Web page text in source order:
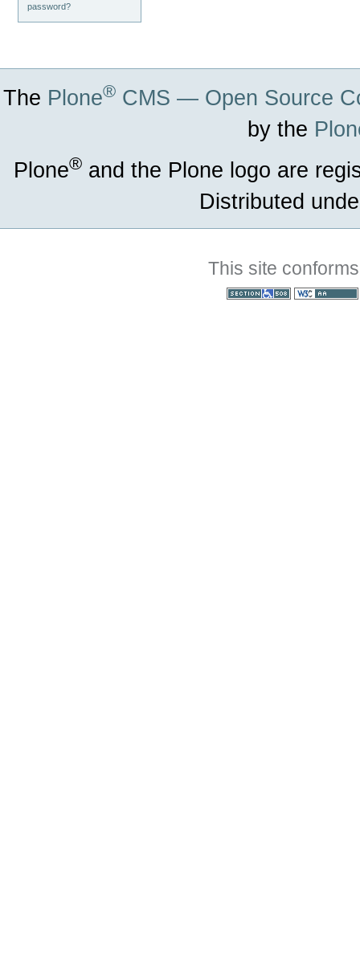
password?
The Plone® CMS — Open Source
by the
Plone® and the Plone logo are
Distributed
This site